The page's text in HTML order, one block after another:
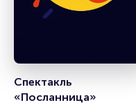
Спектакль
«Посланница»